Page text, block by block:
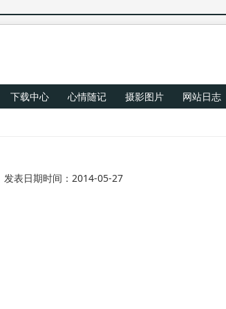
下载中心 心情随记 摄影图片
网站日志
表日期时间：2014-05-27